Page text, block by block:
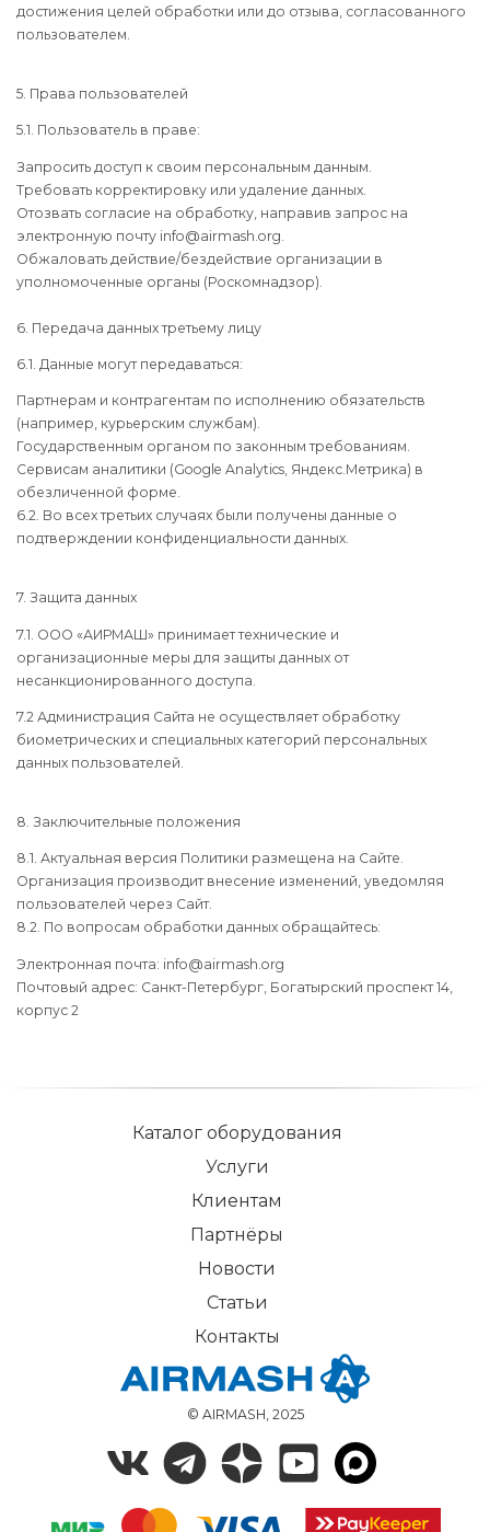
достижения целей обработки или до отзыва, согласованного
пользователем.
5. Права пользователей
5.1. Пользователь в праве:
Запросить доступ к своим персональным данным.
Требовать корректировку или удаление данных.
Отозвать согласие на обработку, направив запрос на
электронную почту info@airmash.org.
Обжаловать действие/бездействие организации в
уполномоченные органы (Роскомнадзор).
6. Передача данных третьему лицу
6.1. Данные могут передаваться:
Партнерам и контрагентам по исполнению обязательств
(например, курьерским службам).
Государственным органом по законным требованиям.
Сервисам аналитики (Google Analytics, Яндекс.Метрика) в
обезличенной форме.
6.2. Во всех третьих случаях были получены данные о
подтверждении конфиденциальности данных.
7. Защита данных
7.1. ООО «АИРМАШ» принимает технические и
организационные меры для защиты данных от
несанкционированного доступа.
7.2 Администрация Сайта не осуществляет обработку
биометрических и специальных категорий персональных
данных пользователей.
8. Заключительные положения
8.1. Актуальная версия Политики размещена на Сайте.
Организация производит внесение изменений, уведомляя
пользователей через Сайт.
8.2. По вопросам обработки данных обращайтесь:
Электронная почта: info@airmash.org
Почтовый адрес: Санкт-Петербург, Богатырский проспект 14,
корпус 2
© AIRMASH, 2025
Каталог оборудования
Услуги
Клиентам
Партнёры
Новости
Статьи
Контакты